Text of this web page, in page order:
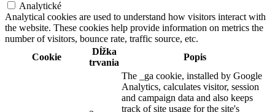
Analytické
Analytical cookies are used to understand how visitors interact with
the website. These cookies help provide information on metrics the
number of visitors, bounce rate, traffic source, etc.
Cookie
Dĺžka
trvania
Popis
The _ga cookie, installed by Google
Analytics, calculates visitor, session
and campaign data and also keeps
track of site usage for the site's